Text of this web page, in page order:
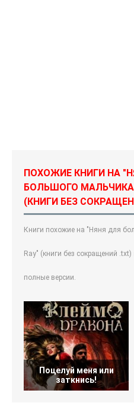
ПОХОЖИЕ КНИГИ НА
БОЛЬШОГО МАЛЬЧИКА
(КНИГИ БЕЗ
Книги похожие на "Няня для
Ray" (книги без сокращений
полные версии.
Поцелуй меня или
заткнись!